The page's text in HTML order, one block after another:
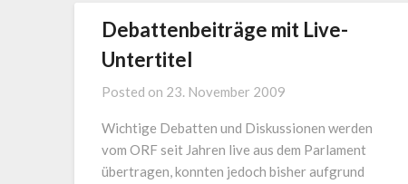
Debattenbeiträge mit Live-
Untertitel
Posted on 23. November 2009
Wichtige Debatten und Diskussionen werden
vom ORF seit Jahren live aus dem Parlament
übertragen, konnten jedoch bisher aufgrund